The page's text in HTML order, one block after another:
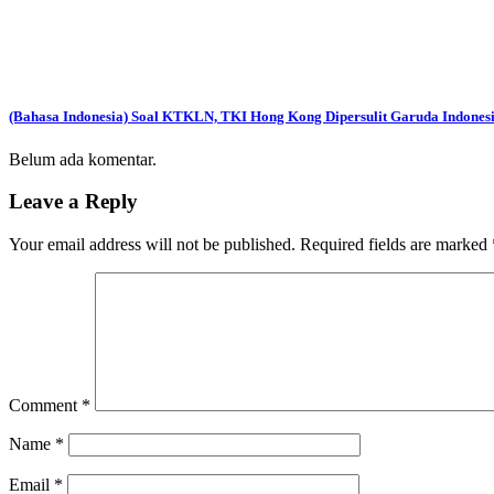
(Bahasa Indonesia) Soal KTKLN, TKI Hong Kong Dipersulit Garuda
Belum ada komentar.
Leave a Reply
Your email address will not be published. Required fields are marked
Comment *
Name *
Email *